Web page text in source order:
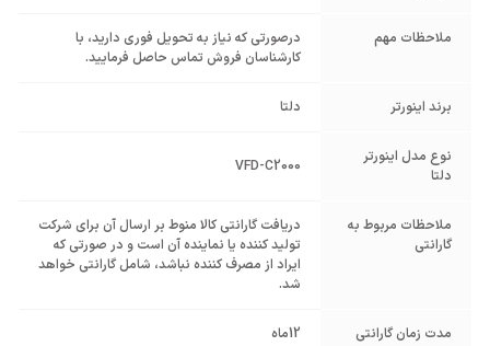
ملاحظات مهم
درصورتی که نیاز به تحویل فوری دارید، با
کارشناسان فروش تماس حاصل فرمایید.
برند اینورتر دلتا
نوع مدل اینورتر
دلتا
VFD-C2000
ملاحظات مربوط به
گارانتی
دریافت گارانتی کالا منوط بر ارسال آن برای شرکت
تولید کننده یا نماینده آن است و در صورتی که
ایراد از مصرف کننده نباشد، شامل گارانتی خواهد
شد.
مدت زمان گارانتی 12ماه